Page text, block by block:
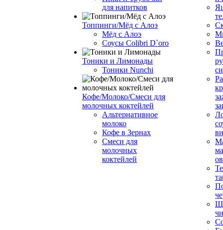
для напитков
Топпинги/Мёд с Алоэ
Мёд с Алоэ
Соусы Colibri D`oro
Тоники и Лимонады
Тоники Nunchi
Кофе/Молоко/Смеси для
молочных коктейлей
Альтернативное
молоко
Кофе в Зернах
Смеси для
молочных
коктейлей